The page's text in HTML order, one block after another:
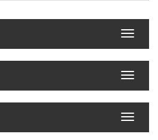
Toggle
Toggle
Toggle